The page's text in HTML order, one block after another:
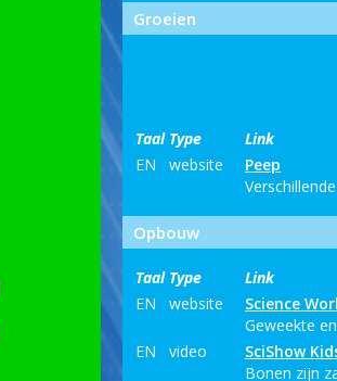
Groeien
Taal Type
Link
EN
website
Peep
Opbouw
Taal Type
Link
EN
website
Science
Geweekte
EN
video
SciShow
Bonen zijn